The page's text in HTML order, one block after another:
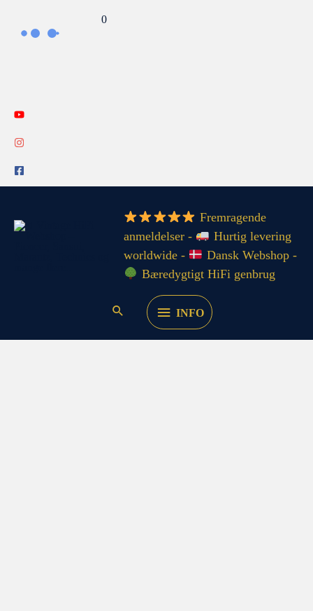
0
Fremragende
anmeldelser -
Hurtig levering
worldwide -
Dansk Webshop -
Bæredygtigt HiFi genbrug
INFO
INFO